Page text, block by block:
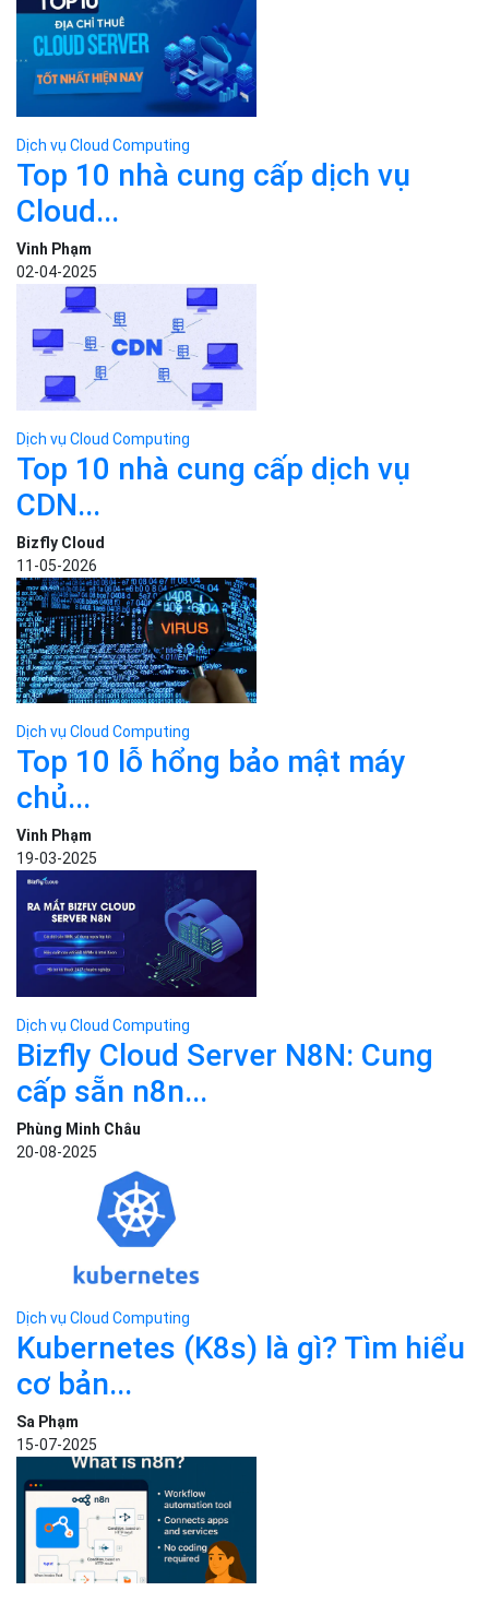
Dịch vụ Cloud Computing
Top 10 nhà cung cấp dịch vụ
Cloud...
Vinh Phạm
02-04-2025
Dịch vụ Cloud Computing
Top 10 nhà cung cấp dịch vụ
CDN...
Bizfly Cloud
11-05-2026
Dịch vụ Cloud Computing
Top 10 lỗ hổng bảo mật máy
chủ...
Vinh Phạm
19-03-2025
Dịch vụ Cloud Computing
Bizfly Cloud Server N8N: Cung
cấp sẵn n8n...
Phùng Minh Châu
20-08-2025
Dịch vụ Cloud Computing
Kubernetes (K8s) là gì? Tìm hiểu
cơ bản...
Sa Phạm
15-07-2025